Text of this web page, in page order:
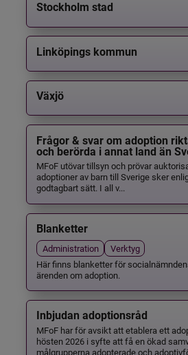
Stockholm stad
Linköpings kommun
Växjö
Frågor & svar om adoption
och berörda i annat land än
MFoF utövar tillsyn och prövar
adoptioner av barn till Sverige sker
godtagbart sätt. I all v...
Blanketter
Administration
Verktyg
Här finns blanketter för
ärenden om adoption.
Inbjudan adoptionsråd
MFoF har för avsikt att etablera ett
hösten 2026 i syfte att få en ökad
målgrupperna adopterade och